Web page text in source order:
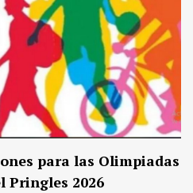
para las Olimpiadas
Pringles 2026